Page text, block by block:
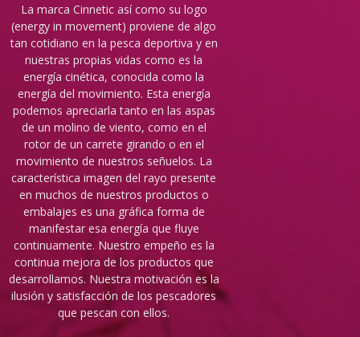
La marca Cinnetic así como su logo
(energy in movement) proviene de algo
tan cotidiano en la pesca deportiva y en
nuestras propias vidas como es la
energía cinética, conocida como la
energía del movimiento. Esta energía
podemos apreciarla tanto en las aspas
de un molino de viento, como en el
rotor de un carrete girando o en el
movimiento de nuestros señuelos. La
característica imagen del rayo presente
en muchos de nuestros productos o
embalajes es una gráfica forma de
manifestar esa energía que fluye
continuamente. Nuestro empeño es la
continua mejora de los productos que
desarrollamos. Nuestra motivación es la
ilusión y satisfacción de los pescadores
que pescan con ellos.